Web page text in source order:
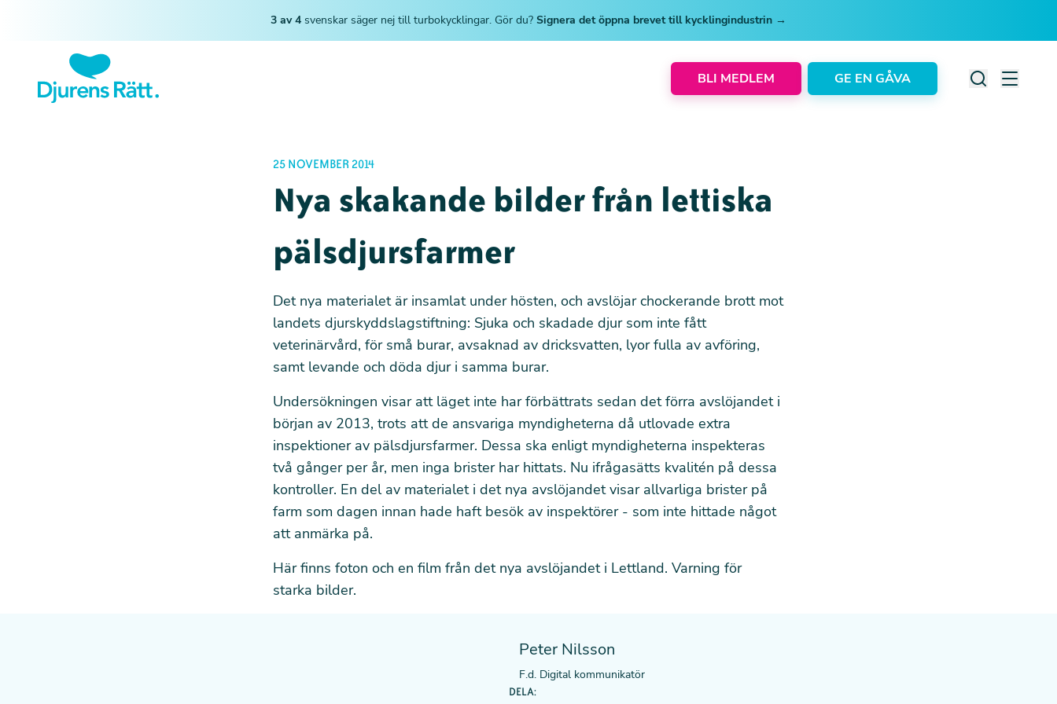
3 av 4 svenskar säger nej till turbokycklingar. Gör du? Signera det öppna brevet till kycklingindustrin →
BLI MEDLEM GE EN GÅVA
25 NOVEMBER 2014
Nya skakande bilder från lettiska
pälsdjursfarmer
Det nya materialet är insamlat under hösten, och avslöjar chockerande brott mot
landets djurskyddslagstiftning: Sjuka och skadade djur som inte fått
veterinärvård, för små burar, avsaknad av dricksvatten, lyor fulla av avföring,
samt levande och döda djur i samma burar.
Undersökningen visar att läget inte har förbättrats sedan det förra avslöjandeti
början av 2013, trots att de ansvariga myndigheterna då utlovade extra
inspektioner av pälsdjursfarmer. Dessa ska enligt myndigheterna inspekteras
två gånger per år, men inga brister har hittats. Nu ifrågasätts kvalitén på dessa
kontroller. En del av materialet i det nya avslöjandet visar allvarliga brister på
farm som dagen innan hade haft besök av inspektörer - som inte hittade något
att anmärka på.
Här finns foton och en film från det nya avslöjandet i Lettland. Varning för
starka bilder.
Peter Nilsson
F.d. Digital kommunikatör
DELA: